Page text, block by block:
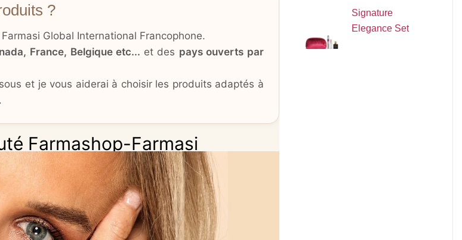
?
Global International Francophone.
France, Belgique etc... et des pays ouverts par
et je vous aiderai à choisir les produits adaptés à
Farmashop-Farmasi
Signature
Elegance Set